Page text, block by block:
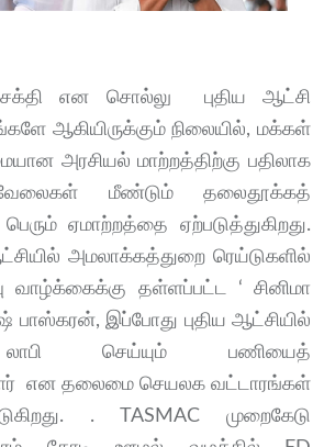
என சொல்லு புதிய ஆட்சி
ஆகியிருக்கும் நிலையில், மக்கள்
அரசியல் மாற்றத்திற்கு பதிலாக
மீண்டும் தலைதூக்கத்
ஏமாற்றத்தை ஏற்படுத்துகிறது.
அமலாக்கத்துறை ரெய்டுகளில்
வாழ்க்கைக்கு தள்ளப்பட்ட ‘ சினிமா
பாஸ்கரன், இப்போது புதிய ஆட்சியில்
செய்யும் பணியைத்
என தலைமை செயலக வட்டாரங்கள்
. TASMAC முறைகேடு